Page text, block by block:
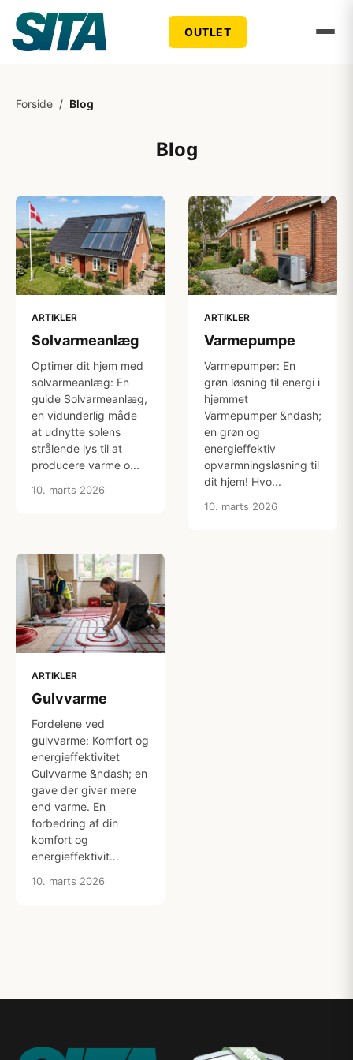
OUTLET
Forside / Blog
Blog
ARTIKLER
Solvarmeanlæg
Optimer dit hjem med
solvarmeanlæg: En
guide Solvarmeanlæg,
en vidunderlig måde
at udnytte solens
strålende lys til at
producere varme o...
10. marts 2026
ARTIKLER
Varmepumpe
Varmepumper: En
grøn løsning til energi i
hjemmet
Varmepumper &ndash;
en grøn og
energieffektiv
opvarmningsløsning til
dit hjem! Hvo...
10. marts 2026
ARTIKLER
Gulvvarme
Fordelene ved
gulvvarme: Komfort og
energieffektivitet
Gulvvarme &ndash; en
gave der giver mere
end varme. En
forbedring af din
komfort og
energieffektivit...
10. marts 2026